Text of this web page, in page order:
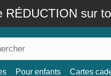
RÉDUCTION sur
Pour enfants Cartes